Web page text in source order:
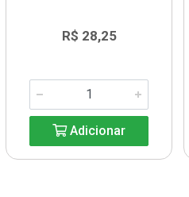
R$ 28,25
Adicionar